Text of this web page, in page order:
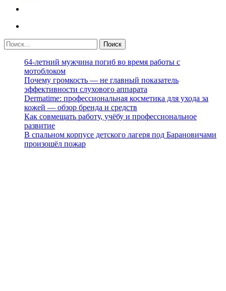
64-летний мужчина погиб во время работы с
мотоблоком
Почему громкость — не главный показатель
эффективности слухового аппарата
Dermatime: профессиональная косметика для ухода за
кожей — обзор бренда и средств
Как совмещать работу, учёбу и профессиональное
развитие
В спальном корпусе детского лагеря под Барановичами
произошёл пожар